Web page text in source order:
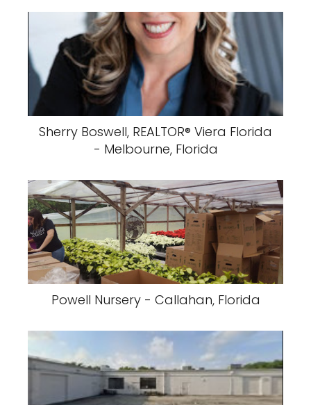
Sherry Boswell, REALTOR®️ Viera Florida
- Melbourne, Florida
Powell Nursery - Callahan, Florida